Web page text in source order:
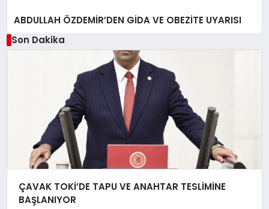
ABDULLAH ÖZDEMİR’DEN GİDA VE OBEZİTE UYARISI
Son Dakika
ÇAVAK TOKİ’DE TAPU VE ANAHTAR TESLİMİNE
BAŞLANIYOR